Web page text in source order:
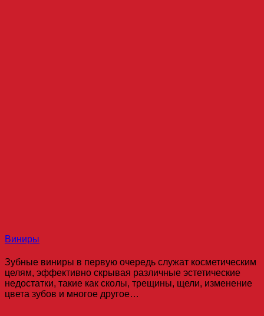
Виниры
Зубные виниры в первую очередь служат косметическим
целям, эффективно скрывая различные эстетические
недостатки, такие как сколы, трещины, щели, изменение
цвета зубов и многое другое…